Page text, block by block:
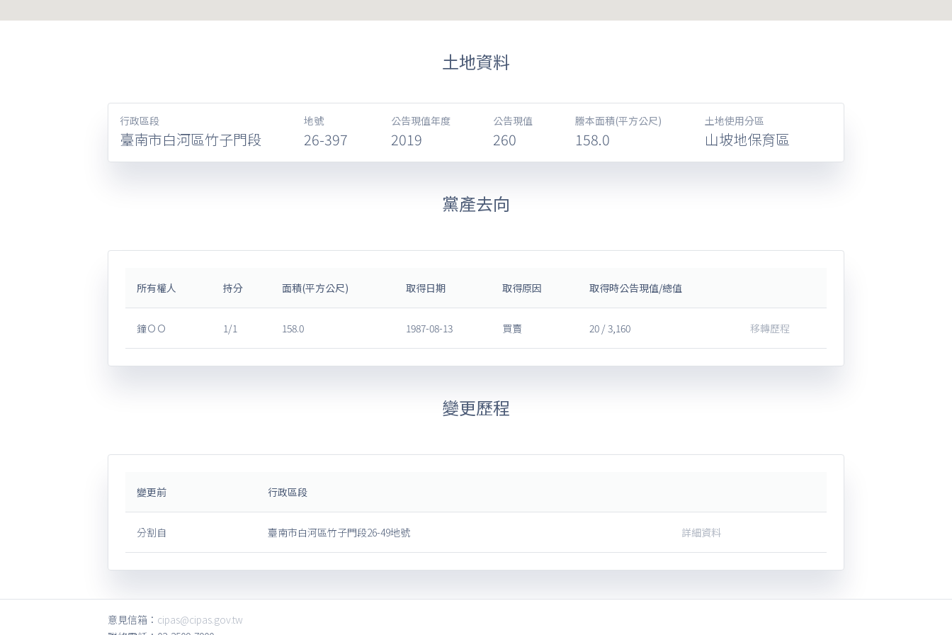
土地資料
行政區段
臺南市白河區竹子門段
地號
26-397
公告現值年度
2019
公告現值
260
謄本面積(平方公尺)
158.0
土地使用分區
山坡地保育區
黨產去向
所有權人 持分 面積(平方公尺) 取得日期 取得原因 取得時公告現值/總值
鐘ＯＯ 1/1 158.0 1987-08-13 買賣 20 / 3,160 移轉歷程
變更歷程
變更前 行政區段
分割自 臺南市白河區竹子門段26-49地號 詳細資料
意見信箱： cipas@cipas.gov.tw